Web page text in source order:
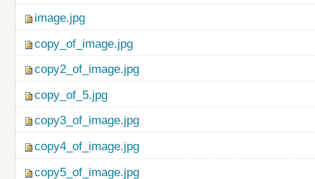
image.jpg
copy_of_image.jpg
copy2_of_image.jpg
copy_of_5.jpg
copy3_of_image.jpg
copy4_of_image.jpg
copy5_of_image.jpg